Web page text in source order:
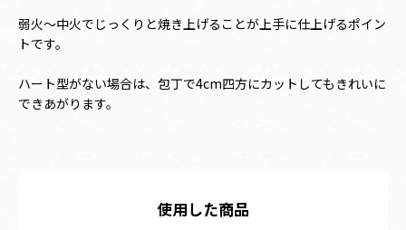
弱火～中火でじっくりと焼き上げることが上手に仕上げるポイン
トです。
ハート型がない場合は、包丁で4cm四方にカットしてもきれいに
できあがります。
使用した商品